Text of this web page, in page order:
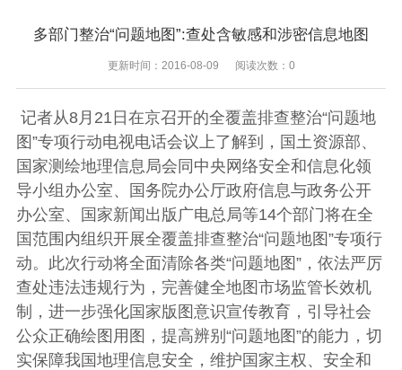
多部门整治“问题地图”:查处含敏感和涉密信息地图
更新时间：2016-08-09 阅读次数：0
记者从8月21日在京召开的全覆盖排查整治“问题地
图”专项行动电视电话会议上了解到，国土资源部、
国家测绘地理信息局会同中央网络安全和信息化领
导小组办公室、国务院办公厅政府信息与政务公开
办公室、国家新闻出版广电总局等14个部门将在全
国范围内组织开展全覆盖排查整治“问题地图”专项行
动。此次行动将全面清除各类“问题地图”，依法严厉
查处违法违规行为，完善健全地图市场监管长效机
制，进一步强化国家版图意识宣传教育，引导社会
公众正确绘图用图，提高辨别“问题地图”的能力，切
实保障我国地理信息安全，维护国家主权、安全和